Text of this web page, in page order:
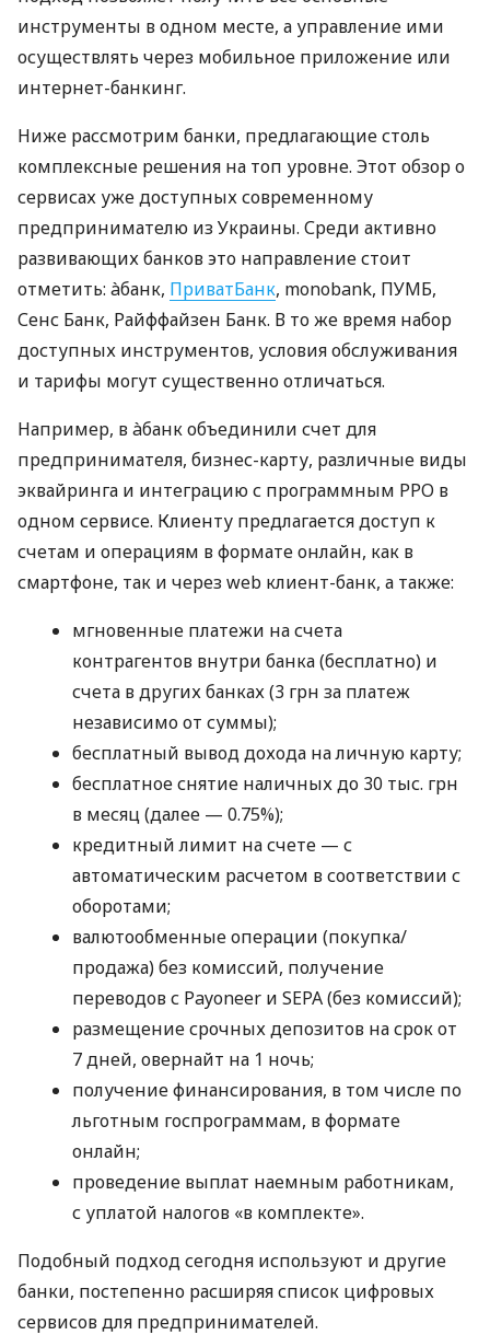
инструменты в одном месте, а управление ими
осуществлять через мобильное приложение или
интернет-банкинг.
Ниже рассмотрим банки, предлагающие столь
комплексные решения на топ уровне. Этот обзор о
сервисах уже доступных современному
предпринимателю из Украины. Среди активно
развивающих банков это направление стоит
отметить: àбанк, ПриватБанк, monobank, ПУМБ,
Сенс Банк, Райффайзен Банк. В то же время набор
доступных инструментов, условия обслуживания
и тарифы могут существенно отличаться.
Например, в àбанк объединили счет для
предпринимателя, бизнес-карту, различные виды
эквайринга и интеграцию с программным РРО в
одном сервисе. Клиенту предлагается доступ к
счетам и операциям в формате онлайн, как в
смартфоне, так и через web клиент-банк, а также:
мгновенные платежи на счета
контрагентов внутри банка (бесплатно) и
счета в других банках (3 грн за платеж
независимо от суммы);
бесплатный вывод дохода на личную карту;
бесплатное снятие наличных до 30 тыс. грн
в месяц (далее — 0.75%);
кредитный лимит на счете — с
автоматическим расчетом в соответствии с
оборотами;
валютообменные операции (покупка/
продажа) без комиссий, получение
переводов с Payoneer и SEPA (без комиссий);
размещение срочных депозитов на срок от
7 дней, овернайт на 1 ночь;
получение финансирования, в том числе по
льготным госпрограммам, в формате
онлайн;
проведение выплат наемным работникам,
с уплатой налогов «в комплекте».
Подобный подход сегодня используют и другие
банки, постепенно расширяя список цифровых
сервисов для предпринимателей.